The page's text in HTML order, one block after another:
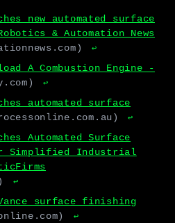
new automated surface
& Automation News
↩
A Combustion Engine -
↩
automated surface
↩
Automated Surface
Simplified Industrial
↩
surface finishing
↩